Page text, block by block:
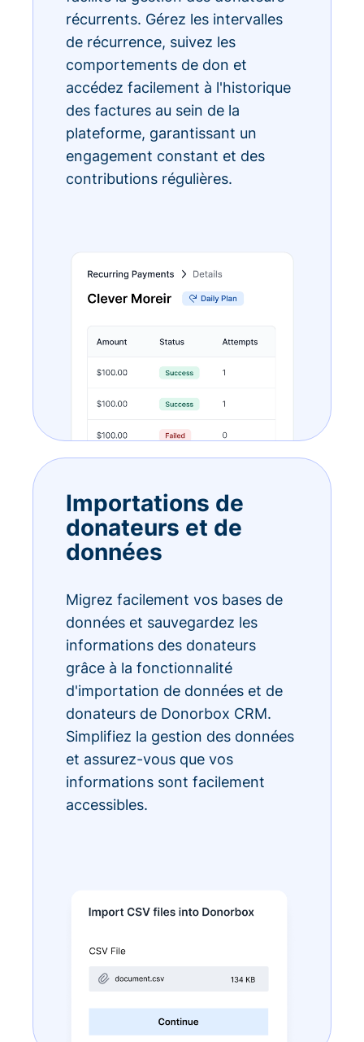
récurrents. Gérez les intervalles
de récurrence, suivez les
comportements de don et
accédez facilement à l'historique
des factures au sein de la
plateforme, garantissant un
engagement constant et des
contributions régulières.
Importations de
donateurs et de
données
Migrez facilement vos bases de
données et sauvegardez les
informations des donateurs
grâce à la fonctionnalité
d'importation de données et de
donateurs de Donorbox CRM.
Simplifiez la gestion des données
et assurez-vous que vos
informations sont facilement
accessibles.